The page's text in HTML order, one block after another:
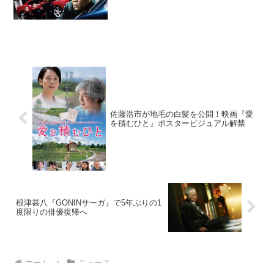
佐藤浩市が地毛の白髪を公開！映画『愛
を積むひと』ポスタービジュアル解禁
根津甚八『GONINサーガ』で5年ぶりの1
度限りの俳優復帰へ